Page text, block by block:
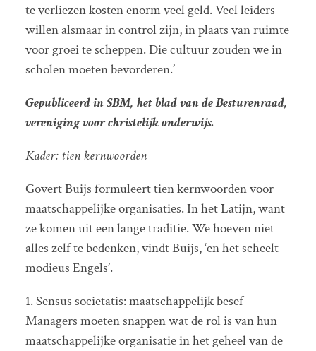
te verliezen kosten enorm veel geld. Veel leiders
willen alsmaar in control zijn, in plaats van ruimte
voor groei te scheppen. Die cultuur zouden we in
scholen moeten bevorderen.’
Gepubliceerd in SBM, het blad van de Besturenraad,
vereniging voor christelijk onderwijs.
Kader: tien kernwoorden
Govert Buijs formuleert tien kernwoorden voor
maatschappelijke organisaties. In het Latijn, want
ze komen uit een lange traditie. We hoeven niet
alles zelf te bedenken, vindt Buijs, ‘en het scheelt
modieus Engels’.
1. Sensus societatis: maatschappelijk besef
Managers moeten snappen wat de rol is van hun
maatschappelijke organisatie in het geheel van de